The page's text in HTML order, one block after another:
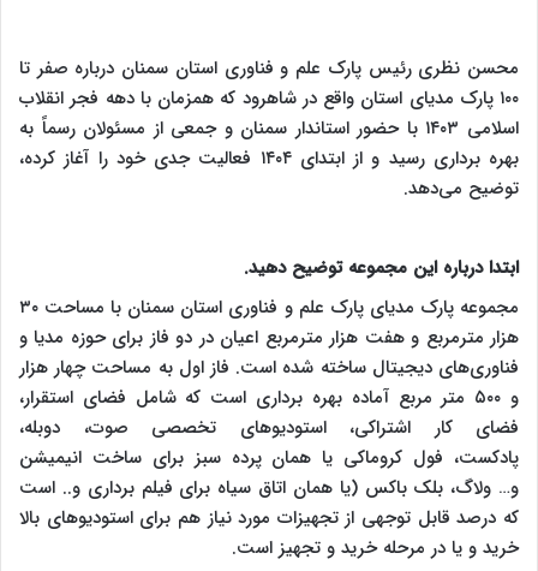
محسن نظری رئیس پارک علم و فناوری استان سمنان درباره صفر تا
۱۰۰ پارک مدیای استان واقع در شاهرود که همزمان با دهه فجر انقلاب
اسلامی ۱۴۰۳ با حضور استاندار سمنان و جمعی از مسئولان رسماً به
بهره برداری رسید و از ابتدای ۱۴۰۴ فعالیت جدی خود را آغاز کرده،
توضیح می‌دهد.
ابتدا درباره این مجموعه توضیح دهید.
مجموعه پارک مدیای پارک علم و فناوری استان سمنان با مساحت ۳۰
هزار مترمربع و هفت هزار مترمربع اعیان در دو فاز برای حوزه مدیا و
فناوری‌های دیجیتال ساخته شده است. فاز اول به مساحت چهار هزار
و ۵۰۰ متر مربع آماده بهره برداری است که شامل فضای استقرار،
فضای کار اشتراکی، استودیوهای تخصصی صوت، دوبله،
پادکست، فول کروماکی یا همان پرده سبز برای ساخت انیمیشن
و… ولاگ، بلک باکس (یا همان اتاق سیاه برای فیلم برداری و.. است
که درصد قابل توجهی از تجهیزات مورد نیاز هم برای استودیوهای بالا
خرید و یا در مرحله خرید و تجهیز است.